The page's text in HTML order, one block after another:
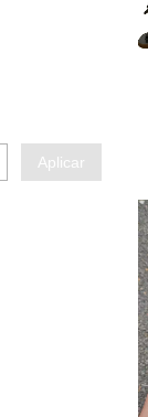
Aplicar